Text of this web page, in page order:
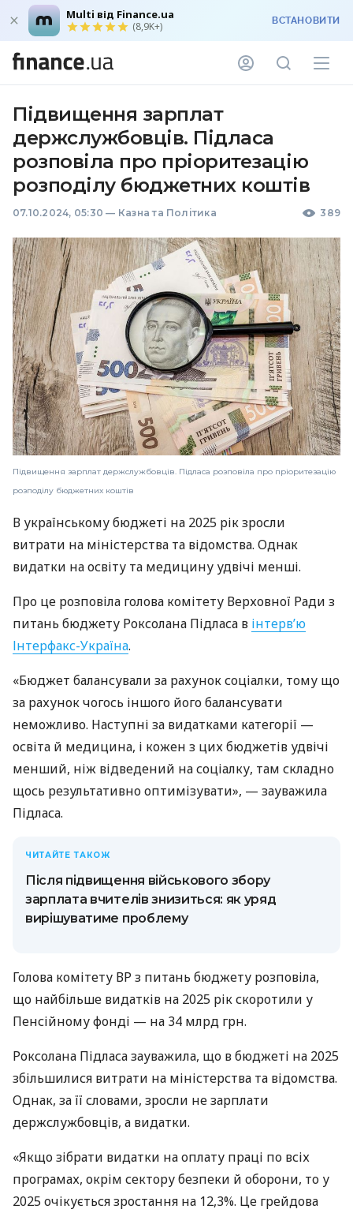
Multi від Finance.ua
(8,9K+) ВСТАНОВИТИ
Підвищення зарплат
держслужбовців. Підласа
розповіла про пріоритезацію
розподілу бюджетних коштів
07.10.2024, 05:30 — Казна та Політика 389
Підвищення зарплат держслужбовців. Підласа розповіла про пріоритезацію
розподілу бюджетних коштів
В українському бюджеті на 2025 рік зросли
витрати на міністерства та відомства. Однак
видатки на освіту та медицину удвічі менші.
Про це розповіла голова комітету Верховної Ради з
питань бюджету Роксолана Підласа в інтерв’ю
Інтерфакс-Україна.
«Бюджет балансували за рахунок соціалки, тому що
за рахунок чогось іншого його балансувати
неможливо. Наступні за видатками категорії —
освіта й медицина, і кожен з цих бюджетів удвічі
менший, ніж відведений на соціалку, там складно
щось результативно оптимізувати», — зауважила
Підласа.
ЧИТАЙТЕ ТАКОЖ
Після підвищення військового збору
зарплата вчителів знизиться: як уряд
вирішуватиме проблему
Голова комітету ВР з питань бюджету розповіла,
що найбільше видатків на 2025 рік скоротили у
Пенсійному фонді — на 34 млрд грн.
Роксолана Підласа зауважила, що в бюджеті на 2025
збільшилися витрати на міністерства та відомства.
Однак, за її словами, зросли не зарплати
держслужбовців, а видатки.
«Якщо зібрати видатки на оплату праці по всіх
програмах, окрім сектору безпеки й оборони, то у
2025 очікується зростання на 12,3%. Це грейдова